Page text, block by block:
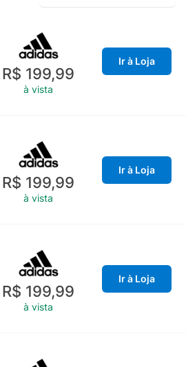
R$ 199,99
à vista
Ir à Loja
R$ 199,99
à vista
Ir à Loja
R$ 199,99
à vista
Ir à Loja